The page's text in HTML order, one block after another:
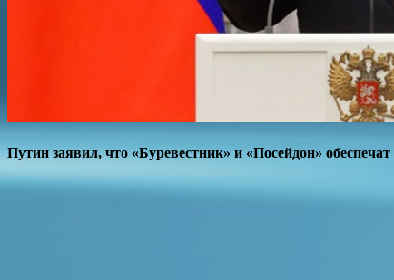
Путин заявил, что «Буревестник» и «Посейдон»